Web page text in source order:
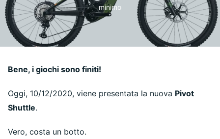
minimo
Bene, i giochi sono finiti!
Oggi, 10/12/2020, viene presentata la nuova Pivot
Shuttle.
Vero, costa un botto.